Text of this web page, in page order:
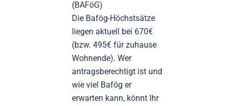
(BAFöG)
Die Bafög-Höchstsätze
liegen aktuell bei 670€
(bzw. 495€ für zuhause
Wohnende). Wer
antragsberechtigt ist und
wie viel Bafög er
erwarten kann, könnt Ihr